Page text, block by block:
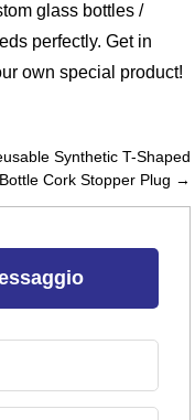
glass bottles /
perfectly. Get in
own special product!
Synthetic T-Shaped
Bottle Cork Stopper Plug →